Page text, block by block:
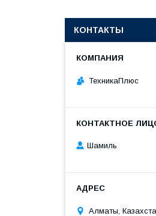
КОНТАКТЫ
ТехникаПлюс
Шамиль
Алматы,